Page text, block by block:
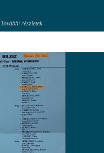
További részletek